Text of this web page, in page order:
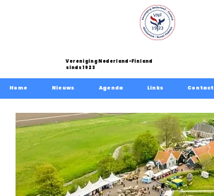
Vereniging Nederland-Finland
sinds 1923
Home Nieuws Agenda Links Contact